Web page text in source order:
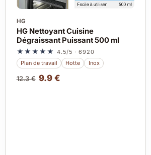
HG
HG Nettoyant Cuisine
Dégraissant Puissant 500 ml
★★★★★ 4.5/5 · 6920
Plan de travail
Hotte Inox
12.3 € 9.9 €